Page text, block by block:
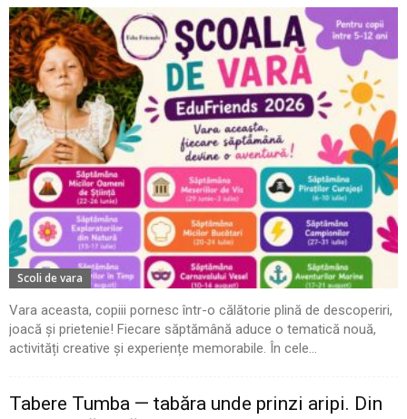
Scoli de vara
Vara aceasta, copiii pornesc într-o călătorie plină de descoperiri,
joacă și prietenie! Fiecare săptămână aduce o tematică nouă,
activități creative și experiențe memorabile. În cele...
Tabere Tumba — tabăra unde prinzi aripi. Din